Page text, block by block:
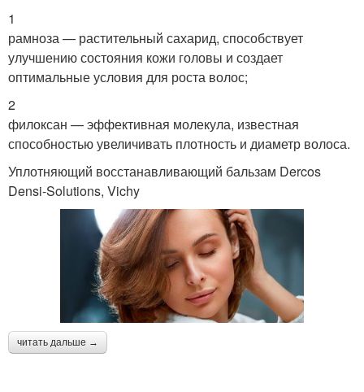
1
рамноза — растительный сахарид, способствует
улучшению состояния кожи головы и создает
оптимальные условия для роста волос;
2
филоксан — эффективная молекула, известная
способностью увеличивать плотность и диаметр волоса.
Уплотняющий восстанавливающий бальзам Dercos
Densi-Solutions, Vichy
читать дальше →